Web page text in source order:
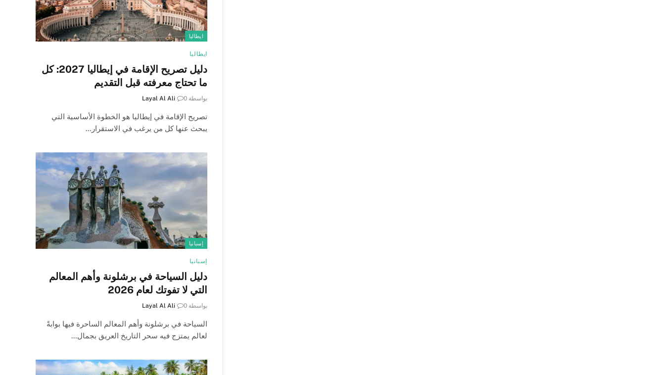
ايطاليا
ايطاليا
دليل تصريح الإقامة في إيطاليا 2027: كل
ما تحتاج معرفته قبل التقديم
بواسطة Layal Al Ali 0
تصريح الإقامة في إيطاليا هو الخطوة الأساسية التي
يبحث عنها كل من يرغب في الاستقرار…
إسبانيا
إسبانيا
دليل السياحة في برشلونة وأهم المعالم
التي لا تفوتك لعام 2026
بواسطة Layal Al Ali 0
السياحة في برشلونة وأهم المعالم الساحرة فيها بوابةً
لعالم يمتزج فيه سحر التاريخ العريق بجمال…